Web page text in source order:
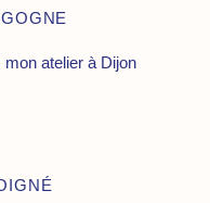
atelier à Dijon